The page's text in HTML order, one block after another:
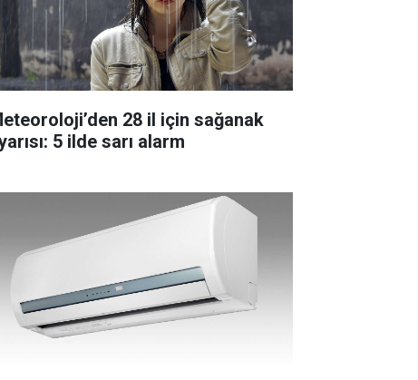
28 il için sağanak
5 ilde sarı alarm